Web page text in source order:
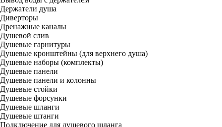
Держатели душа
Диверторы
Дренажные каналы
Душевой слив
Душевые гарнитуры
Душевые кронштейны (для верхнего душа)
Душевые наборы (комплекты)
Душевые панели
Душевые панели и колонны
Душевые стойки
Душевые форсунки
Душевые шланги
Душевые штанги
Подключение для душевого шланга